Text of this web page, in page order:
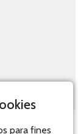
para fines